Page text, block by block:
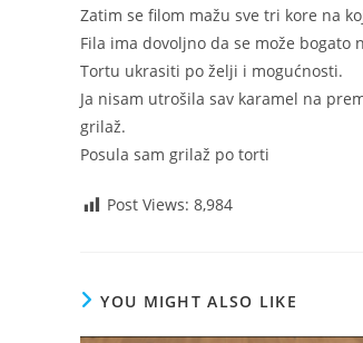
Zatim se filom mažu sve tri kore na
Fila ima dovoljno da se može bogato
Tortu ukrasiti po želji i mogućnosti.
Ja nisam utrošila sav karamel na
grilaž.
Posula sam grilaž po torti
Post Views: 8,984
YOU MIGHT ALSO LIKE